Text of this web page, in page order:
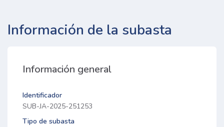
Información de la subasta
Información general
Identificador
SUB-JA-2025-251253
Tipo de subasta